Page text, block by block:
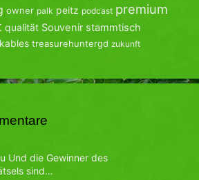
owner palk peitz podcast premium
qualität Souvenir stammtisch
treasurehuntergd zukunft
Und die Gewinner des
sind…